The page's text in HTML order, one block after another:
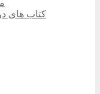
کتاب های